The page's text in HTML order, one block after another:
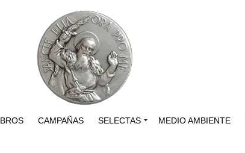
CAMPAÑAS SELECTAS MEDIO AMBIENTE